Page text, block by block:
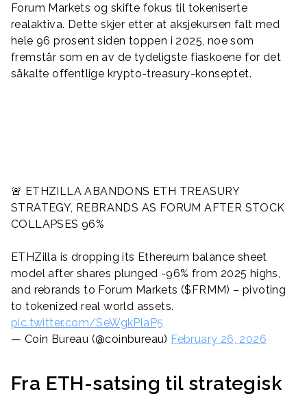
Forum Markets og skifte fokus til tokeniserte
realaktiva. Dette skjer etter at aksjekursen falt med
hele 96 prosent siden toppen i 2025, noe som
fremstår som en av de tydeligste fiaskoene for det
såkalte offentlige krypto-treasury-konseptet.
🚨 ETHZILLA ABANDONS ETH TREASURY
STRATEGY, REBRANDS AS FORUM AFTER STOCK
COLLAPSES 96%
ETHZilla is dropping its Ethereum balance sheet
model after shares plunged -96% from 2025 highs,
and rebrands to Forum Markets ($FRMM) – pivoting
to tokenized real world assets.
pic.twitter.com/SeWgkPlaP5
— Coin Bureau (@coinbureau) February 26, 2026
Fra ETH-satsing til strategisk